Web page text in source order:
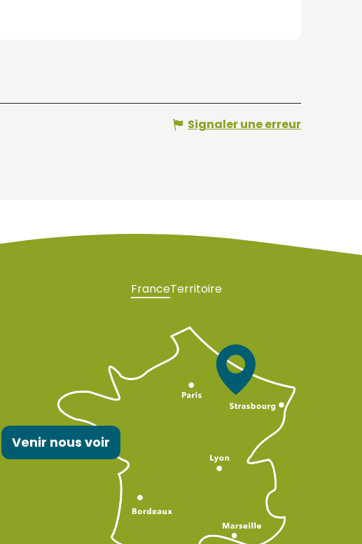
Signaler une erreur
FranceTerritoire
Venir nous voir